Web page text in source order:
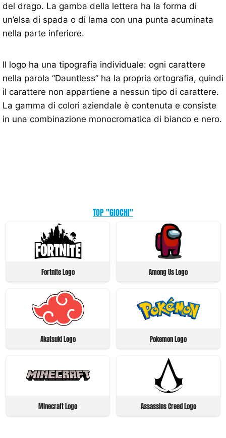
del drago. La gamba della lettera ha la forma di
un’elsa di spada o di lama con una punta acuminata
nella parte inferiore.
Il logo ha una tipografia individuale: ogni carattere
nella parola “Dauntless” ha la propria ortografia, quindi
il carattere non appartiene a nessun tipo di carattere.
La gamma di colori aziendale è contenuta e consiste
in una combinazione monocromatica di bianco e nero.
TOP "GIOCHI"
Fortnite Logo Among Us Logo
Akatsuki Logo Pokemon Logo
Minecraft Logo Assassins Creed Logo